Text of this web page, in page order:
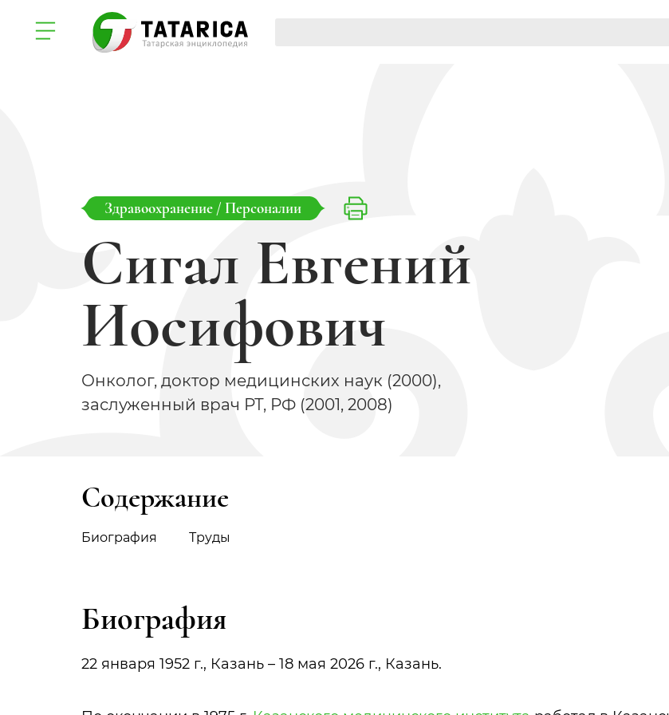
Здравоохранение / Персоналии
Сигал Евгений
Иосифович
Онколог, доктор медицинских наук (2000),
заслуженный врач РТ, РФ (2001, 2008)
Содержание
Биография Труды
Биография
22 января 1952 г., Казань – 18 мая 2026 г., Казань.